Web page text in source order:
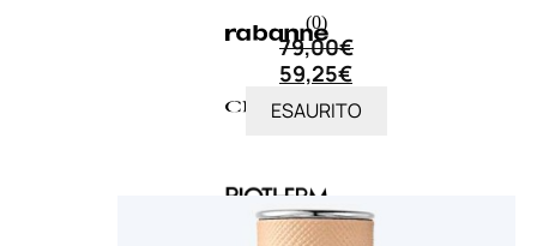
(0)
79,00€
59,25€
ESAURITO